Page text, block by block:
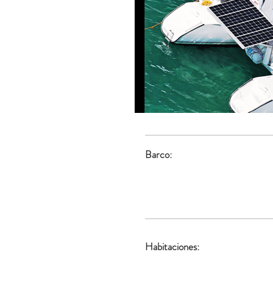
Barco:
Habitaciones: